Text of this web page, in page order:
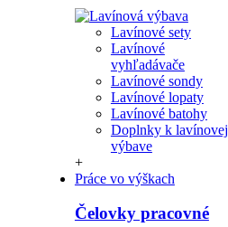
Lavínové sety
Lavínové
vyhľadávače
Lavínové sondy
Lavínové lopaty
Lavínové batohy
Doplnky k lavínovej
výbave
+
Práce vo výškach
Čelovky pracovné